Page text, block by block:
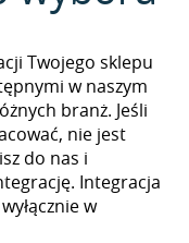
Twojego sklepu
w naszym
branż. Jeśli
nie jest
do nas i
Integracja
w